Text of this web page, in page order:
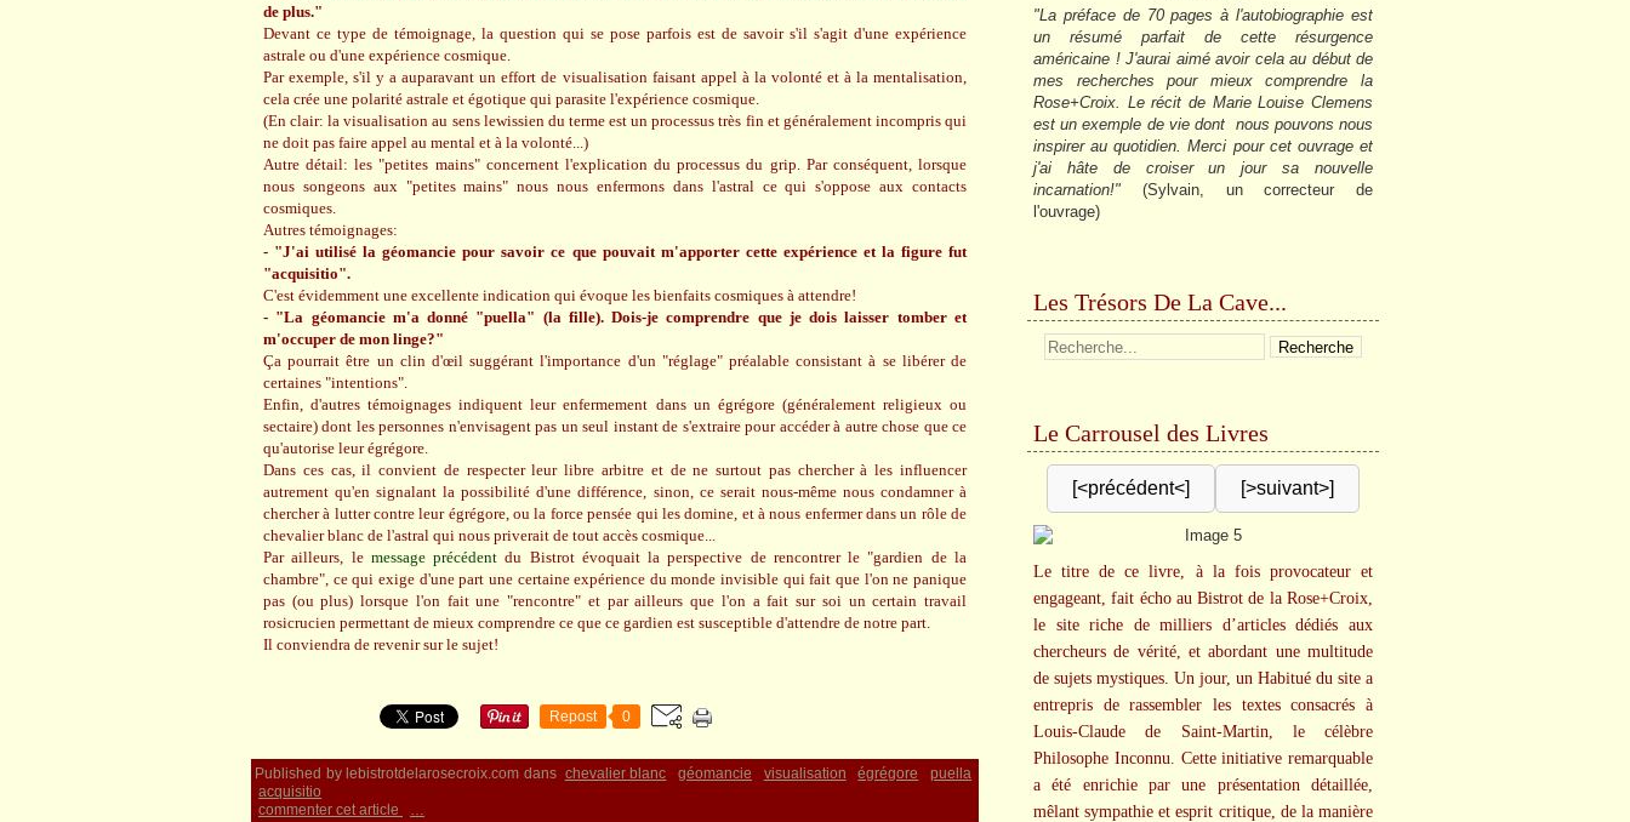
de plus."
Devant ce type de témoignage, la question qui se pose parfois est de savoir s'il s'agit d'une expérience
astrale ou d'une expérience cosmique.
Par exemple, s'il y a auparavant un effort de visualisation faisant appel à la volonté et à la mentalisation,
cela crée une polarité astrale et égotique qui parasite l'expérience cosmique.
(En clair: la visualisation au sens lewissien du terme est un processus très fin et généralement incompris qui
ne doit pas faire appel au mental et à la volonté...)
Autre détail: les "petites mains" concernent l'explication du processus du grip. Par conséquent, lorsque
nous songeons aux "petites mains" nous nous enfermons dans l'astral ce qui s'oppose aux contacts
cosmiques.
Autres témoignages:
- "J'ai utilisé la géomancie pour savoir ce que pouvait m'apporter cette expérience et la figure fut
"acquisitio".
C'est évidemment une excellente indication qui évoque les bienfaits cosmiques à attendre!
- "La géomancie m'a donné "puella" (la fille). Dois-je comprendre que je dois laisser tomber et
m'occuper de mon linge?"
Ça pourrait être un clin d'œil suggérant l'importance d'un "réglage" préalable consistant à se libérer de
certaines "intentions".
Enfin, d'autres témoignages indiquent leur enfermement dans un égrégore (généralement religieux ou
sectaire) dont les personnes n'envisagent pas un seul instant de s'extraire pour accéder à autre chose que ce
qu'autorise leur égrégore.
Dans ces cas, il convient de respecter leur libre arbitre et de ne surtout pas chercher à les influencer
autrement qu'en signalant la possibilité d'une différence, sinon, ce serait nous-même nous condamner à
chercher à lutter contre leur égrégore, ou la force pensée qui les domine, et à nous enfermer dans un rôle de
chevalier blanc de l'astral qui nous priverait de tout accès cosmique...
Par ailleurs, le message précédent du Bistrot évoquait la perspective de rencontrer le "gardien de la
chambre", ce qui exige d'une part une certaine expérience du monde invisible qui fait que l'on ne panique
pas (ou plus) lorsque l'on fait une "rencontre" et par ailleurs que l'on a fait sur soi un certain travail
rosicrucien permettant de mieux comprendre ce que ce gardien est susceptible d'attendre de notre part.
Il conviendra de revenir sur le sujet!
Repost 0
Published by lebistrotdelarosecroix.com dans chevalier blanc géomancie visualisation égrégore
puella
acquisitio
commenter cet article
…
"La préface de 70 pages à l'autobiographie est
un résumé parfait de cette résurgence
américaine ! J'aurai aimé avoir cela au début de
mes recherches pour mieux comprendre la
Rose+Croix. Le récit de Marie Louise Clemens
est un exemple de vie dont nous pouvons nous
inspirer au quotidien. Merci pour cet ouvrage et
j'ai hâte de croiser un jour sa nouvelle
incarnation!" (Sylvain, un correcteur de
l'ouvrage)
Les Trésors De La Cave...
Le Carrousel des Livres
[<précédent<] [>suivant>]
Le titre de ce livre, à la fois provocateur et
engageant, fait écho au Bistrot de la Rose+Croix,
le site riche de milliers d’articles dédiés aux
chercheurs de vérité, et abordant une multitude
de sujets mystiques. Un jour, un Habitué du site a
entrepris de rassembler les textes consacrés à
Louis-Claude de Saint-Martin, le célèbre
Philosophe Inconnu. Cette initiative remarquable
a été enrichie par une présentation détaillée,
mêlant sympathie et esprit critique, de la manière